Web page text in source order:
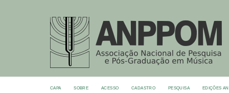
CAPA SOBRE ACESSO CADASTRO PESQUISA EDIÇÕES